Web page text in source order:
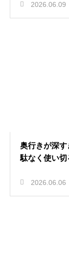
2026.06.09
奥行きが深
駄なく使い切
2026.06.06